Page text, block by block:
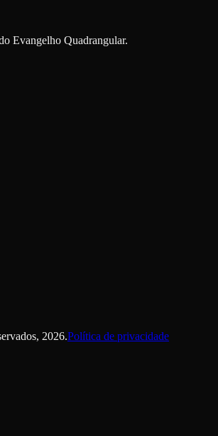
Evangelho Quadrangular.
2026.Política de privacidade